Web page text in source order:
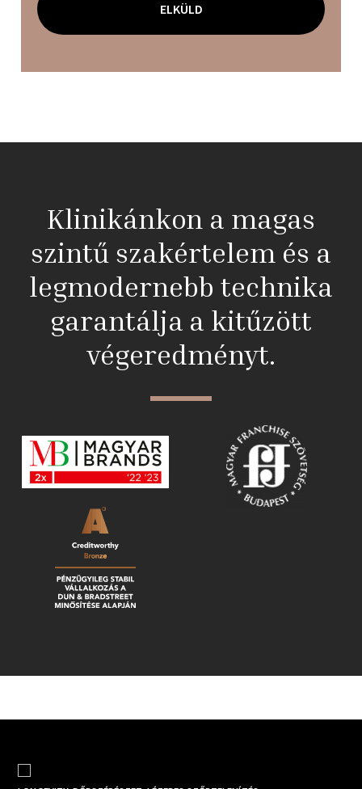
Klinikánkon a magas
szintű szakértelem és a
legmodernebb technika
garantálja a kitűzött
végeredményt.